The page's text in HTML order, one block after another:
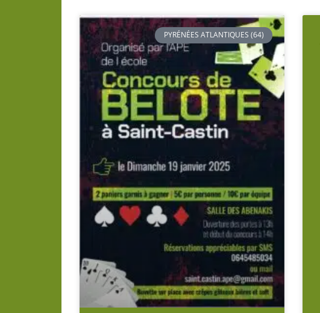
PYRÉNÉES ATLANTIQUES (64)